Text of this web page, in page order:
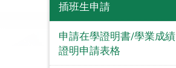
插班生申請
申請在學證明書/學業成績
證明申請表格